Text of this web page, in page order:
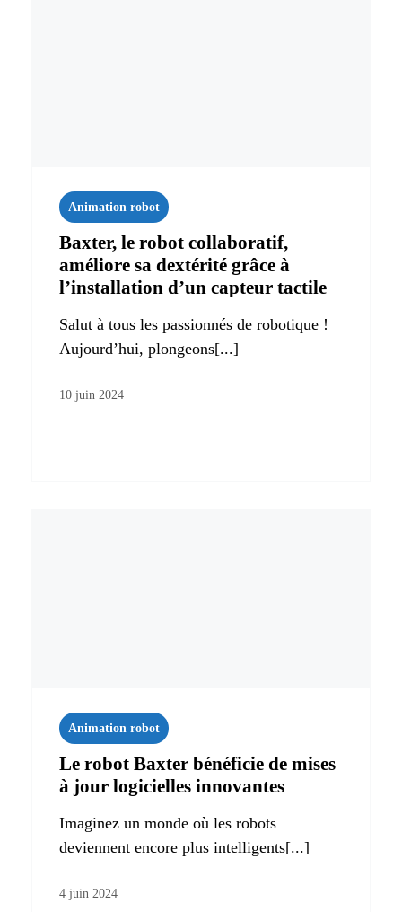
Animation robot
Baxter, le robot collaboratif,
améliore sa dextérité grâce à
l’installation d’un capteur tactile
Salut à tous les passionnés de robotique !
Aujourd’hui, plongeons[...]
10 juin 2024
Animation robot
Le robot Baxter bénéficie de mises
à jour logicielles innovantes
Imaginez un monde où les robots
deviennent encore plus intelligents[...]
4 juin 2024